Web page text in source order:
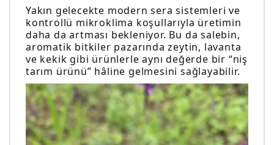
Yakın gelecekte modern sera sistemleri ve
kontrollü mikroklima koşullarıyla üretimin
daha da artması bekleniyor. Bu da salebin,
aromatik bitkiler pazarında zeytin, lavanta
ve kekik gibi ürünlerle aynı değerde bir “niş
tarım ürünü” hâline gelmesini sağlayabilir.